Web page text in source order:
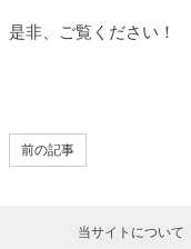
是非、ご覧ください！
前の記事
当サイトについて